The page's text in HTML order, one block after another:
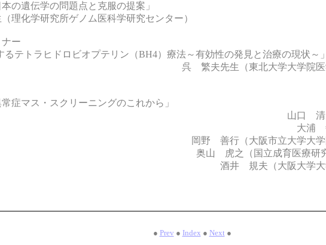
の遺伝学の問題点と克服の提案」
理化学研究所ゲノム医科学研究センター）
ー
テトラヒドロビオプテリン（BH4）療法～有効性の発見と治療の現状～
呉 繁夫先生（東北大学大学院
常症マス・スクリーニングのこれから」
山口 清
大浦
岡野 善行（大阪市立大学大
奥山 虎之（国立成育医療研
酒井 規夫（大阪大学大
● Prev ● Index ● Next●